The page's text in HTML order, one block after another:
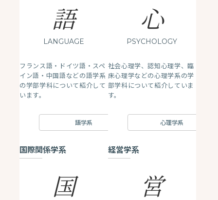
語
LANGUAGE
フランス語・ドイツ語・スペ
イン語・中国語などの語学系
の学部学科について紹介して
います。
語学系
心
PSYCHOLOGY
社会心理学、認知心理学、臨
床心理学などの心理学系の学
部学科について紹介していま
す。
心理学系
国際関係学系
国
経営学系
営